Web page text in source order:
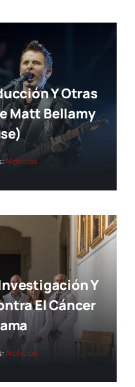
Y Otras
Matt Bellamy
Noticias
Y
El Cáncer
Noticias